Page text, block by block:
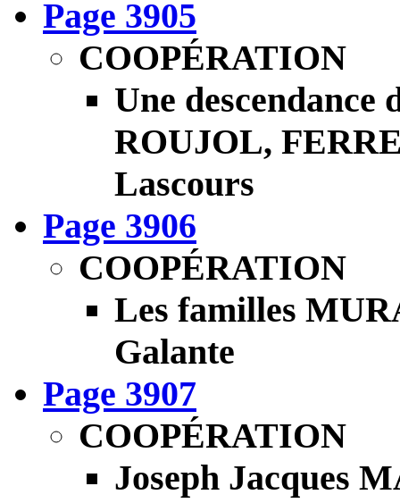
Page 3905
COOPÉRATION
Une
ROUJOL,
Lascours
Page 3906
COOPÉRATION
Les familles
Galante
Page 3907
COOPÉRATION
Joseph Jacques